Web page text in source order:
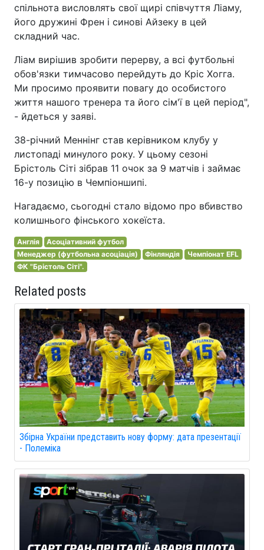
спільнота висловлять свої щирі співчуття Ліаму,
його дружині Френ і синові Айзеку в цей
складний час.
Ліам вирішив зробити перерву, а всі футбольні
обов'язки тимчасово перейдуть до Кріс Хогга.
Ми просимо проявити повагу до особистого
життя нашого тренера та його сім'ї в цей період",
- йдеться у заяві.
38-річний Меннінг став керівником клубу у
листопаді минулого року. У цьому сезоні
Брістоль Сіті зібрав 11 очок за 9 матчів і займає
16-у позицію в Чемпіоншипі.
Нагадаємо, сьогодні стало відомо про вбивство
колишнього фінського хокеїста.
Англія
Асоціативний футбол
Менеджер (футбольна асоціація)
Фінляндія
Чемпіонат EFL
ФК "Брістоль Сіті".
Related posts
Збірна України представить нову форму: дата презентації
- Полеміка